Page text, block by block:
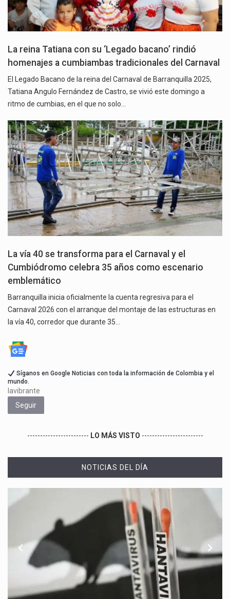
La reina Tatiana con su ‘Legado bacano’ rindió
homenajes a cumbiambas tradicionales del Carnaval
El Legado Bacano de la reina del Carnaval de Barranquilla 2025,
Tatiana Angulo Fernández de Castro, se vivió este domingo a
ritmo de cumbias, en el que no solo…
La vía 40 se transforma para el Carnaval y el
Cumbiódromo celebra 35 años como escenario
emblemático
Barranquilla inicia oficialmente la cuenta regresiva para el
Carnaval 2026 con el arranque del montaje de las estructuras en
la vía 40, corredor que durante 35…
Síganos en Google Noticias con toda la información de Colombia y el
mundo.
lavibrante
Seguir
------------------------ LO MÁS VISTO ------------------------
NOTICIAS DEL DÍA